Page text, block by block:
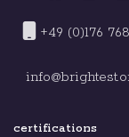
+49 (0)176
certifications